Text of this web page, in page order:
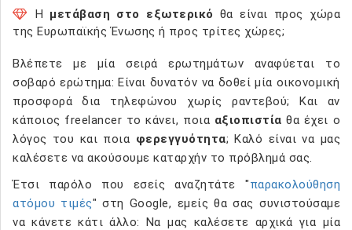
Η μετάβαση στο εξωτερικό θα είναι προς χώρα
της Ευρωπαϊκής Ένωσης ή προς τρίτες χώρες;
Βλέπετε με μία σειρά ερωτημάτων αναφύεται το
σοβαρό ερώτημα: Είναι δυνατόν να δοθεί μία οικονομική
προσφορά δια τηλεφώνου χωρίς ραντεβού; Και αν
κάποιος freelancer το κάνει, ποια αξιοπιστία θα έχει ο
λόγος του και ποια φερεγγυότητα; Καλό είναι να μας
καλέσετε να ακούσουμε καταρχήν το πρόβλημά σας.
Έτσι παρόλο που εσείς αναζητάτε "παρακολούθηση
ατόμου τιμές" στη Google, εμείς θα σας συνιστούσαμε
να κάνετε κάτι άλλο: Να μας καλέσετε αρχικά για μία